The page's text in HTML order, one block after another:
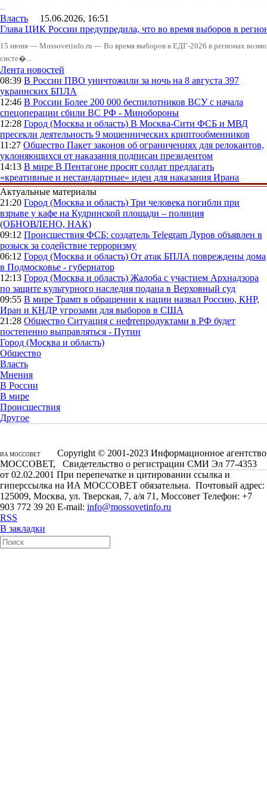
...
Власть 15.06.2026, 16:51
Глава ЦИК России предупредила, что во время выборов в
15 июня — Mossovetinfo.ru — Во время выборов в ЕДГ-2026 в регионах
систе�...
Лента новостей
08:39 В России ПВО уничтожили за ночь на 8 августа 397
украинских БПЛА
12:46 В России Более 200 000 беспилотников ВСУ с начала
спецоперации сбили ВС РФ - Минобороны
12:28 Город (Москва и область) В Москва-Сити ФСБ и МВД
пресекли деятельность 9 мошеннических криптообменников
11:27 Общество Пакет законов об ограничениях для релокантов,
уклоняющихся от наказания подписан президентом
14:13 В мире В Пентагоне просят солдат предлагать
«креативные и нестандартные» идеи для наказания Ирана
Актуальные материалы
21:20 Город (Москва и область) Три человека погибли при
взрыве у кафе на Кудринской площади – полиция
(ОБНОВЛЕНО, НАК)
09:12 Происшествия ФСБ: создатель Telegram Дуров объявлен в
розыск за содействие терроризму
06:12 Город (Москва и область) От атак БПЛА повреждены дома
в Подмосковье - губернатор
12:13 Город (Москва и область) Жалоба с участием Архнадзора
по защите культурного наследия подана в Верховный суд
09:55 В мире Трамп в обращении к нации назвал Россию, КНР,
Иран и КНДР угрозами для выборов в США
21:28 Общество Ситуация с нефтепродуктами в РФ будет
постепенно выправляться - Путин
Город (Москва и область)
Общество
Власть
Мнения
В России
В мире
Происшествия
Другое
ИА МОССОВЕТ
Copyright © 2001-2023 Информационное агентство
МОССОВЕТ, Свидетельство о регистрации СМИ Эл 77-4353
от 02.02.2001 При перепечатке и цитировании ссылка и
гиперссылка на ИА МОССОВЕТ обязательна. Почтовый адрес:
125009, Москва, ул. Тверская, 7, а/я 71, Моссовет Телефон: +7
903 772 39 20 E-mail: info@mossovetinfo.ru
RSS
В закладки